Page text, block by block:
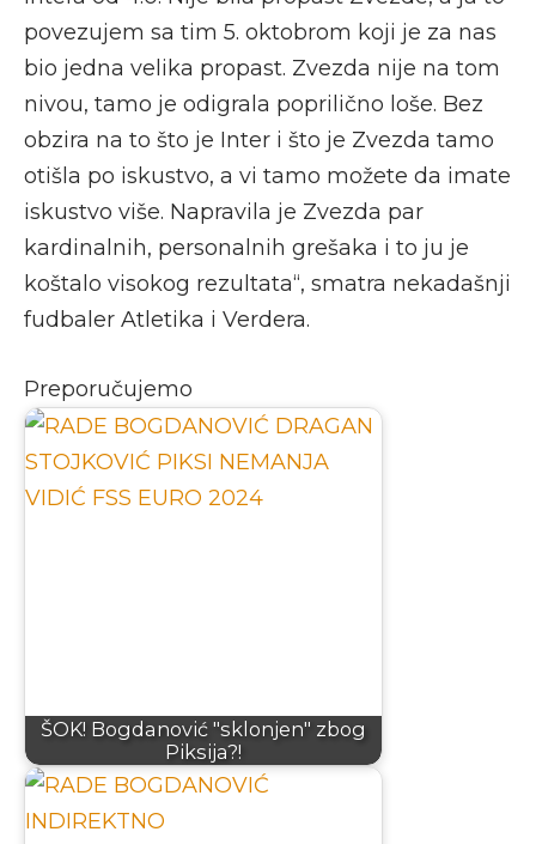
povezujem sa tim 5. oktobrom koji je za nas
bio jedna velika propast. Zvezda nije na tom
nivou, tamo je odigrala poprilično loše. Bez
obzira na to što je Inter i što je Zvezda tamo
otišla po iskustvo, a vi tamo možete da imate
iskustvo više. Napravila je Zvezda par
kardinalnih, personalnih grešaka i to ju je
koštalo visokog rezultata“, smatra nekadašnji
fudbaler Atletika i Verdera.
Preporučujemo
ŠOK! Bogdanović "sklonjen" zbog
Piksija?!